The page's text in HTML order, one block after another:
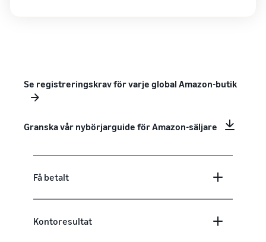
Se registreringskrav för varje global Amazon-butik
Granska vår nybörjarguide för Amazon-säljare
Få betalt
Kontoresultat